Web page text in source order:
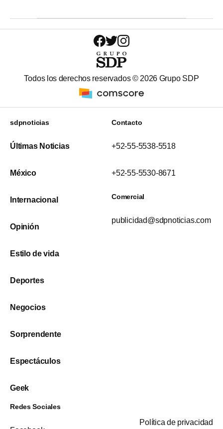
Todos los derechos reservados © 2026 Grupo SDP
sdpnoticias
Últimas Noticias
México
Internacional
Opinión
Estilo de vida
Deportes
Negocios
Sorprendente
Espectáculos
Geek
Contacto
+52-55-5538-5518
+52-55-5530-8671
Comercial
publicidad@sdpnoticias.com
Redes Sociales
Política de privacidad